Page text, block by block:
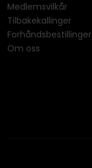
Medlemsvilkår
Tilbakekallinger
Forhåndsbestillinger
Om oss